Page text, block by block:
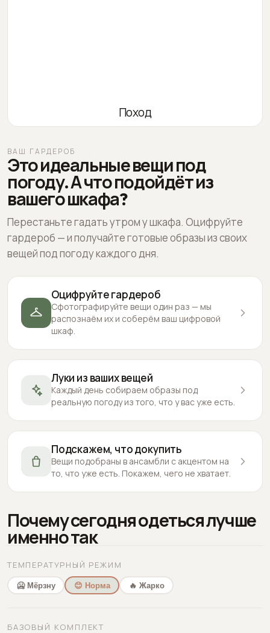
Поход
ВАШ ГАРДЕРОБ
Это идеальные вещи под
погоду. А что подойдёт из
вашего шкафа?
Перестаньте гадать утром у шкафа. Оцифруйте
гардероб — и получайте готовые образы из своих
вещей под погоду каждого дня.
Оцифруйте гардероб
Сфотографируйте вещи один раз — мы
распознаём их и соберём ваш цифровой
шкаф.
Луки из ваших вещей
Каждый день собираем образы под
реальную погоду из того, что у вас уже есть.
Подскажем, что докупить
Вещи подобраны в ансамбли с акцентом на
то, что уже есть. Покажем, чего не хватает.
Почему сегодня одеться лучше
именно так
ТЕМПЕРАТУРНЫЙ РЕЖИМ
🥶 Мёрзну 😊 Норма 🔥 Жарко
БАЗОВЫЙ КОМПЛЕКТ